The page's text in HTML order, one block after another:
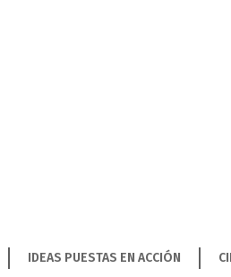
IDEAS PUESTAS EN ACCIÓN